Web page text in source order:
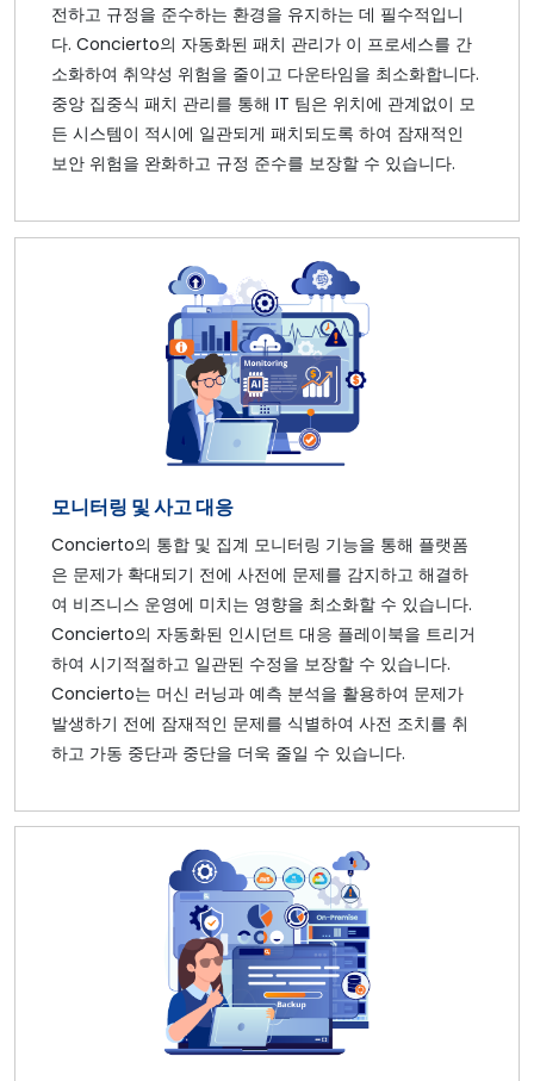
전하고 규정을 준수하는 환경을 유지하는 데 필수적입니
다. Concierto의 자동화된 패치 관리가 이 프로세스를 간
소화하여 취약성 위험을 줄이고 다운타임을 최소화합니다.
중앙 집중식 패치 관리를 통해 IT 팀은 위치에 관계없이 모
든 시스템이 적시에 일관되게 패치되도록 하여 잠재적인
보안 위험을 완화하고 규정 준수를 보장할 수 있습니다.
모니터링 및 사고 대응
Concierto의 통합 및 집계 모니터링 기능을 통해 플랫폼
은 문제가 확대되기 전에 사전에 문제를 감지하고 해결하
여 비즈니스 운영에 미치는 영향을 최소화할 수 있습니다.
Concierto의 자동화된 인시던트 대응 플레이북을 트리거
하여 시기적절하고 일관된 수정을 보장할 수 있습니다.
Concierto는 머신 러닝과 예측 분석을 활용하여 문제가
발생하기 전에 잠재적인 문제를 식별하여 사전 조치를 취
하고 가동 중단과 중단을 더욱 줄일 수 있습니다.